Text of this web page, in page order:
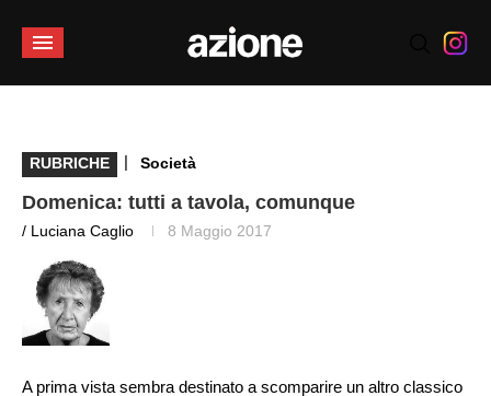
RUBRICHE | Società
Domenica: tutti a tavola, comunque
/ Luciana Caglio 8 Maggio 2017
A prima vista sembra destinato a scomparire un altro classico